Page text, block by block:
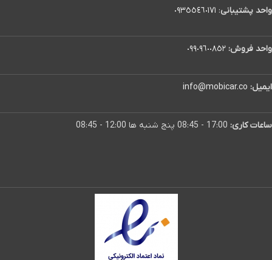
واحد پشتیبانی: ٠٩٣٥٥٤٦٠١٧١
واحد فروش: ٠٩٩٠٩٦٠٠٨٥٢
ایمیل: info@mobicar.co
ساعات کاری: